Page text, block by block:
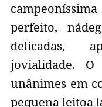
perfeito,
delicadas,
jovialidade.
unânimes em
pequena leitoa